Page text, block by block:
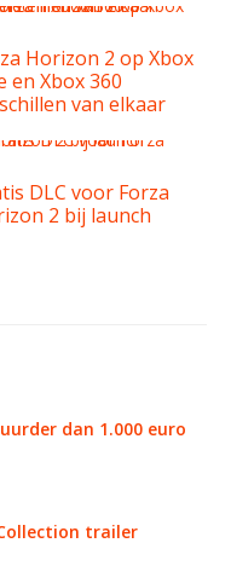
Horizon 2 op Xbox
en Xbox 360
van elkaar
DLC voor Forza
2 bij launch
dan 1.000 euro
trailer